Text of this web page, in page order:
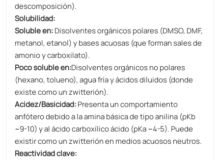
descomposición).
Solubilidad:
Soluble en:Disolventes orgánicos polares (DMSO, DMF,
metanol, etanol) y bases acuosas (que forman sales de
amonio y carboxilato).
Poco soluble en:Disolventes orgánicos no polares
(hexano, tolueno), agua fría y ácidos diluidos (donde
existe como un zwitterión).
Acidez/Basicidad:Presenta un comportamiento
anfótero debido a la amina básica de tipo anilina (pKb
~9-10) y al ácido carboxílico ácido (pKa ~4-5). Puede
existir como un zwitterión en medios acuosos neutros.
Reactividad clave: